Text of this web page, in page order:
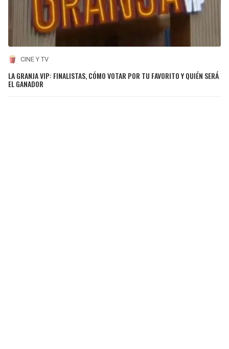
CINE Y TV
LA GRANJA VIP: FINALISTAS, CÓMO VOTAR POR TU FAVORITO Y QUIÉN SERÁ
EL GANADOR